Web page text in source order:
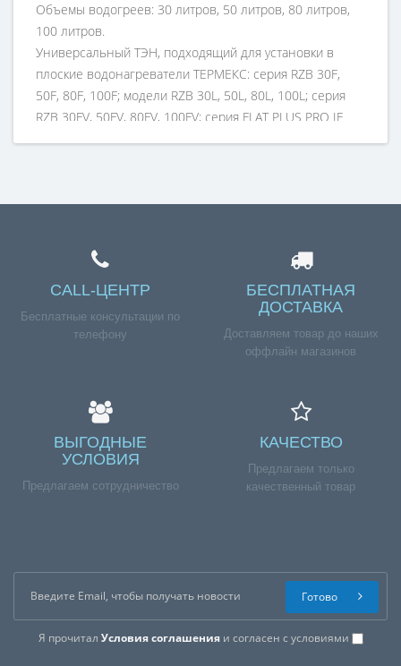
Объемы водогреев: 30 литров, 50 литров, 80 литров,
100 литров.
Универсальный ТЭН, подходящий для установки в
плоские водонагреватели ТЕРМЕКС: серия RZB 30F,
50F, 80F, 100F; модели RZB 30L, 50L, 80L, 100L; серия
RZB 30FV, 50FV, 80FV, 100FV; серия FLAT PLUS PRO IF
1300 Вт в один из двух баков бойлера с помощью
CALL-ЦЕНТР
Бесплатные консультации по
телефону
БЕСПЛАТНАЯ
ДОСТАВКА
Доставляем товар до наших
оффлайн магазинов
ВЫГОДНЫЕ
УСЛОВИЯ
Предлагаем сотрудничество
КАЧЕСТВО
Предлагаем только
качественный товар
Я прочитал Условия соглашенияи согласен с условиями
Готово